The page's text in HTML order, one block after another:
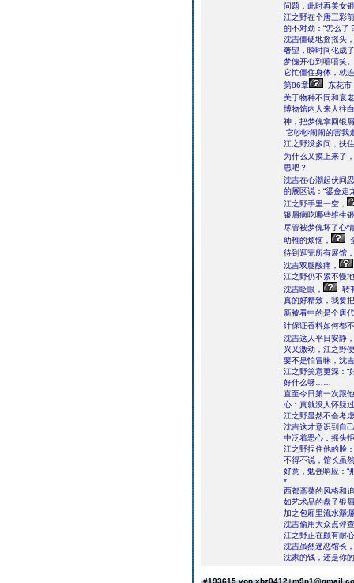
问题，此时再美女
江之野在个唐三彩
的不对劲：“怎么了
沈吉僵硬地摇摇头
奢望，瞬时间化成
梦傀开心到嘻嘻笑
它忙僵住身体，就
第86章
东花市
关于物种不同和衰
博物馆内人来人往
神，把梦傀拿回银
它吵吵闹闹的害我
江之野没多问，扶
为什么又摸上来了，
思吧？
沈吉在心潮起伏间
的展区说：“鎏金走
江之野手里一空，
银屑病吃哪些维生
尽管被梦傀坏了心
幼稚的烦恼，
待到逛完所有展馆，
沈吉双腿酸痛，
江之野仍不紧不慢
沈吉眨眼，
转
真的好精致，我要
新被看中的是个唐
计保证香料如何都
沈吉这人平日安静
兴又激动，江之野
要不是怕冒昧，沈
江之野笑意更深：“
好什么呀……
直至今日第一次跟
心：真就没人怀疑
江之野显然不会考
沈吉这才意识到自
中泛着恶心，摇头
江之野捏住他的脸
不得不说，馆长虽
好意，勉强响应：
*
西都斋菜的风格和
如艺术品的盘子银
加之包厢里流水潺
沈吉偷用大众点评
江之野正在颇有耐
沈吉虽然迷恋馆长
沈家的钱，还是你
#193615 von